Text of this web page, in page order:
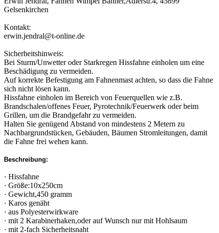
Gelsenkirchen
Kontakt:
erwin.jendral@t-online.de
Sicherheitshinweis:
Bei Sturm/Unwetter oder Starkregen Hissfahne einholen um eine
Beschädigung zu vermeiden.
Auf korrekte Befestigung am Fahnenmast achten, so dass die Fahne
sich nicht lösen kann.
Hissfahne einholen im Bereich von Feuerquellen wie z.B.
Brandschalen/offenes Feuer, Pyrotechnik/Feuerwerk oder beim
Grillen, um die Brandgefahr zu vermeiden.
Halten Sie genügend Abstand von mindestens 2 Metern zu
Nachbargrundstücken, Gebäuden, Bäumen Stromleitungen, damit
die Fahne frei wehen kann.
Beschreibung:
· Hissfahne
· Größe:10x250cm
· Gewicht,450 gramm
· Karos genäht
· aus Polyesterwirkware
· mit 2 Karabinerhaken,oder auf Wunsch nur mit Hohlsaum
· mit 2-fach Sicherheitsnaht